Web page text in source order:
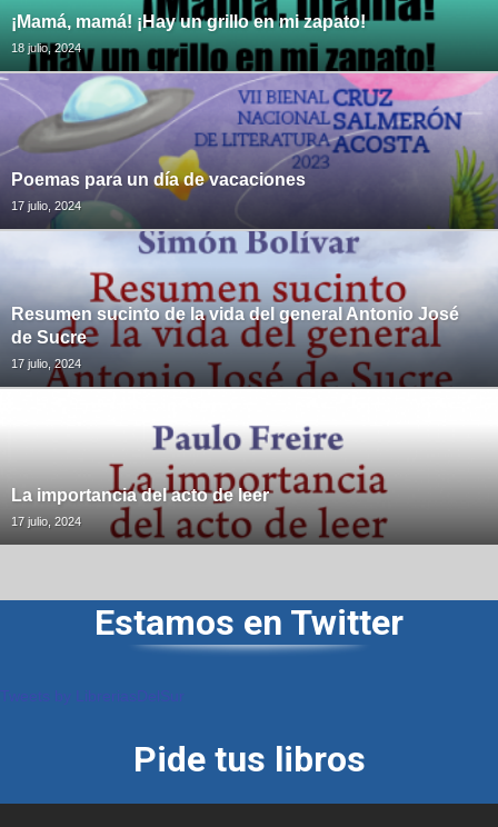
¡Mamá, mamá! ¡Hay un grillo en mi zapato!
18 julio, 2024
Poemas para un día de vacaciones
17 julio, 2024
Resumen sucinto de la vida del general Antonio José
de Sucre
17 julio, 2024
La importancia del acto de leer
17 julio, 2024
Estamos en Twitter
Pide tus libros